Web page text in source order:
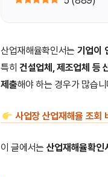
산업재해율확인서는 기업이
특히건설업체, 제조업체 등
제출해야 하는 경우가 많습니
사업장 산업재해율 조회
이 글에서는 산업재해율확인